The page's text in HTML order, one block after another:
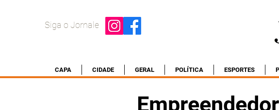
Siga o Jornale
CAPA CIDADE GERAL POLÍTICA ESPORTES